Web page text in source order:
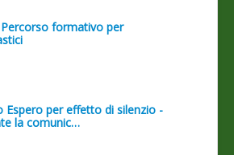
Percorso formativo per
Espero per effetto di silenzio -
la comunic…